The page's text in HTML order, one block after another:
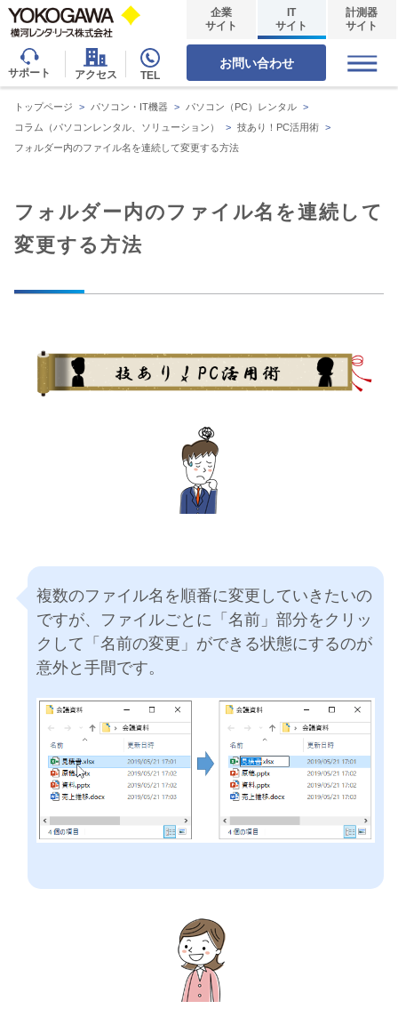
サポート アクセス TEL
企業
サイト
IT
サイト
計測器
サイト
お問い合わせ
トップページ > パソコン・IT機器 > パソコン（PC）レンタル >
コラム（パソコンレンタル、ソリューション）
> 技あり！PC活用術 >
フォルダー内のファイル名を連続して変更する方法
フォルダー内のファイル名を連続して
変更する方法
複数のファイル名を順番に変更していきたいの
ですが、ファイルごとに「名前」部分をクリッ
クして「名前の変更」ができる状態にするのが
意外と手間です。